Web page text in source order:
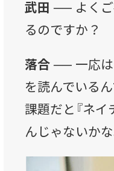
武田 ── よく
るのですか？
落合 ── 一応
を読んでいる
課題だと『ネイ
んじゃないかな